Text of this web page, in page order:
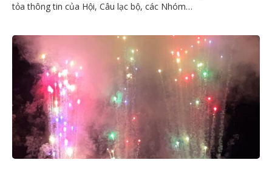
tỏa thông tin của Hội, Câu lạc bộ, các Nhóm…